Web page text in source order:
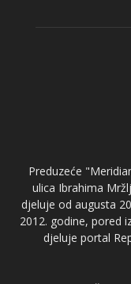
Preduzeće
ulica Ibrahima
djeluje od augusta
2012. godine, pored
djeluje portal